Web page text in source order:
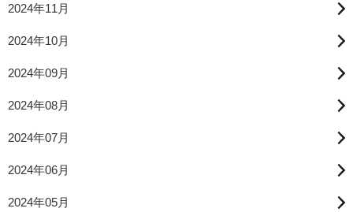
2024年11月
2024年10月
2024年09月
2024年08月
2024年07月
2024年06月
2024年05月